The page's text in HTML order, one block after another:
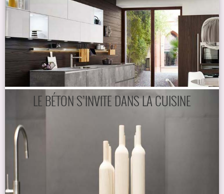
LE BÉTON S’INVITE DANS LA CUISINE